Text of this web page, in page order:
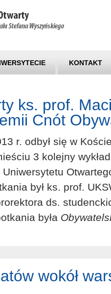
KONTAKT
ks. prof.
Cnót
r. odbył się w
3 kolejny
był ks. prof.
ds.
była
wokół